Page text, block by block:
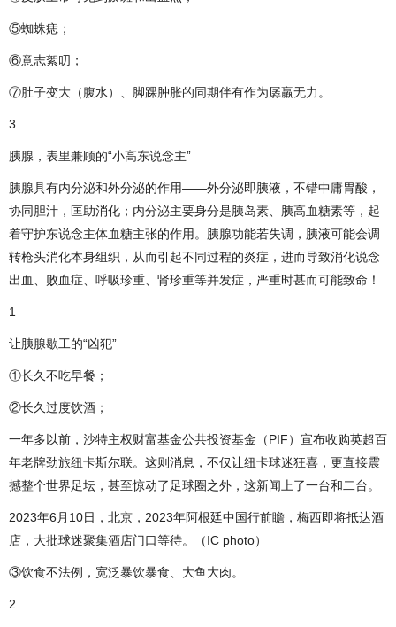
⑤蜘蛛痣；
⑥意志絮叨；
⑦肚子变大（腹水）、脚踝肿胀的同期伴有作为孱羸无力。
3
胰腺，表里兼顾的“小高东说念主”
胰腺具有内分泌和外分泌的作用——外分泌即胰液，不错中庸胃酸，
协同胆汁，匡助消化；内分泌主要身分是胰岛素、胰高血糖素等，起
着守护东说念主体血糖主张的作用。胰腺功能若失调，胰液可能会调
转枪头消化本身组织，从而引起不同过程的炎症，进而导致消化说念
出血、败血症、呼吸珍重、肾珍重等并发症，严重时甚而可能致命！
1
让胰腺歇工的“凶犯”
①长久不吃早餐；
②长久过度饮酒；
一年多以前，沙特主权财富基金公共投资基金（PIF）宣布收购英超百
年老牌劲旅纽卡斯尔联。这则消息，不仅让纽卡球迷狂喜，更直接震
撼整个世界足坛，甚至惊动了足球圈之外，这新闻上了一台和二台。
2023年6月10日，北京，2023年阿根廷中国行前瞻，梅西即将抵达酒
店，大批球迷聚集酒店门口等待。（IC photo）
③饮食不法例，宽泛暴饮暴食、大鱼大肉。
2